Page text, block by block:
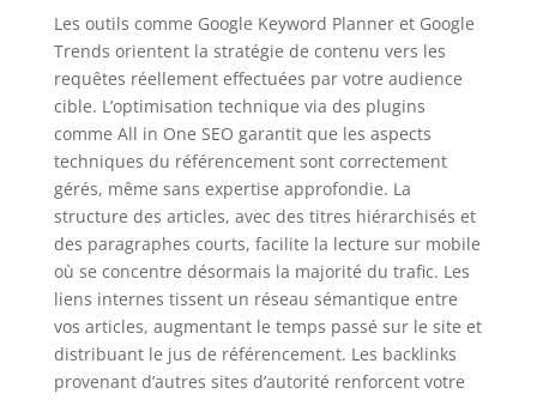
Les outils comme Google Keyword Planner et Google
Trends orientent la stratégie de contenu vers les
requêtes réellement effectuées par votre audience
cible. L’optimisation technique via des plugins
comme All in One SEO garantit que les aspects
techniques du référencement sont correctement
gérés, même sans expertise approfondie. La
structure des articles, avec des titres hiérarchisés et
des paragraphes courts, facilite la lecture sur mobile
où se concentre désormais la majorité du trafic. Les
liens internes tissent un réseau sémantique entre
vos articles, augmentant le temps passé sur le site et
distribuant le jus de référencement. Les backlinks
provenant d’autres sites d’autorité renforcent votre